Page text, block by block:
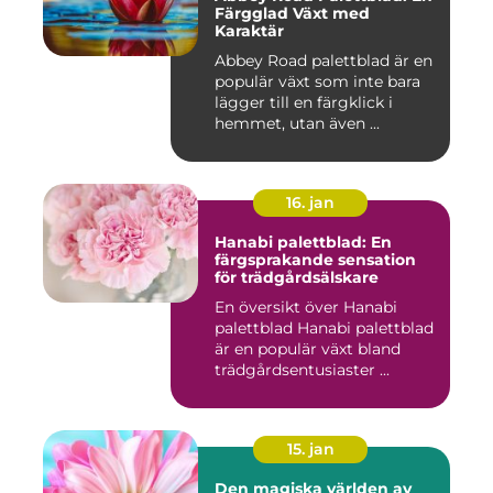
Färgglad Växt med
Karaktär
Abbey Road palettblad är en
populär växt som inte bara
lägger till en färgklick i
hemmet, utan även ...
16. jan
Hanabi palettblad: En
färgsprakande sensation
för trädgårdsälskare
En översikt över Hanabi
palettblad Hanabi palettblad
är en populär växt bland
trädgårdsentusiaster ...
15. jan
Den magiska världen av